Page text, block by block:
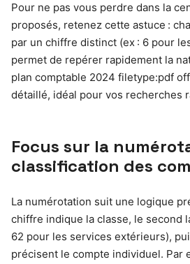
Pour ne pas vous perdre dans la
proposés, retenez cette astuce :
par un chiffre distinct (ex : 6 pour
permet de repérer rapidement la
plan comptable 2024 filetype:pdf
détaillé, idéal pour vos recherches
Focus sur la
classification des
La numérotation suit une logique
chiffre indique la classe, le second
62 pour les services extérieurs),
précisent le compte individuel. Par